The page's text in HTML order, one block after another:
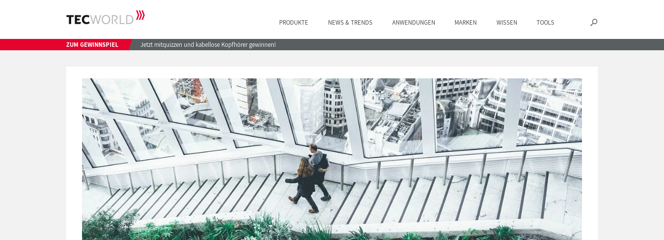
PRODUKTE NEWS & TRENDS ANWENDUNGEN MARKEN WISSEN TOOLS
ZUM GEWINNSPIEL Jetzt mitquizzen und kabellose Kopfhörer gewinnen!